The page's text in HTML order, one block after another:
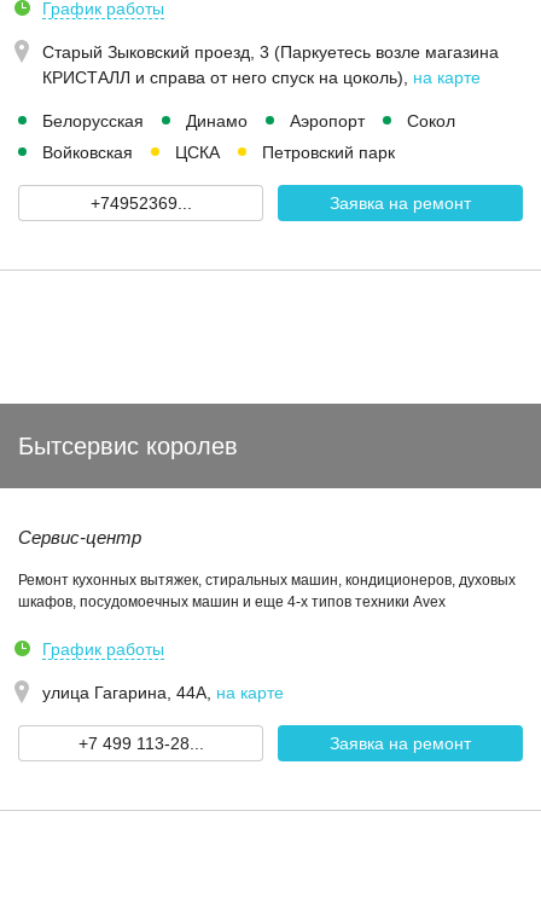
График работы
Старый Зыковский проезд, 3 (Паркуетесь возле магазина
КРИСТАЛЛ и справа от него спуск на цоколь)
на карте
Белорусская Динамо Аэропорт
Сокол
Войковская
ЦСКА Петровский парк
+74952369... Заявка на ремонт
Бытсервис королев
Сервис-центр
Ремонт кухонных вытяжек, стиральных машин, кондиционеров, духовых
шкафов, посудомоечных машин и еще 4-х типов техники Avex
График работы
улица Гагарина, 44А на карте
+7 499 113-28... Заявка на ремонт